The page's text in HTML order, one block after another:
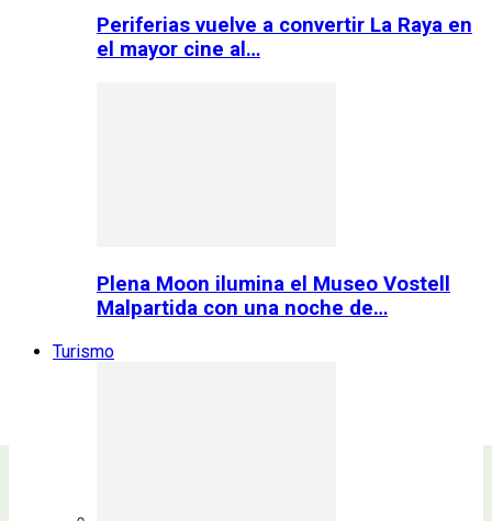
Periferias vuelve a convertir La Raya en
el mayor cine al…
Plena Moon ilumina el Museo Vostell
Malpartida con una noche de…
Turismo